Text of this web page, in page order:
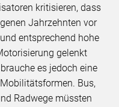
kritisieren, dass
Jahrzehnten vor
entsprechend hohe
gelenkt
es jedoch eine
Bus,
Radwege müssten